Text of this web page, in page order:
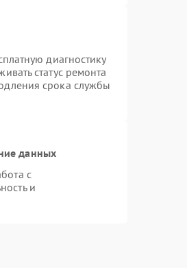
диагностику
статус ремонта
срока службы
данных
с
и